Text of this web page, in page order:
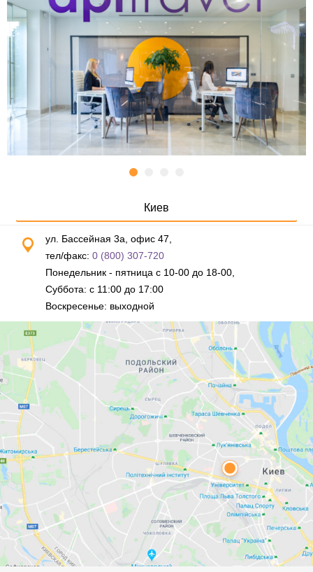
Киев
ул. Бассейная 3а, офис 47,
тел/факс: 0 (800) 307-720
Понедельник - пятница с 10-00 до 18-00,
Суббота: с 11:00 до 17:00
Воскресенье: выходной